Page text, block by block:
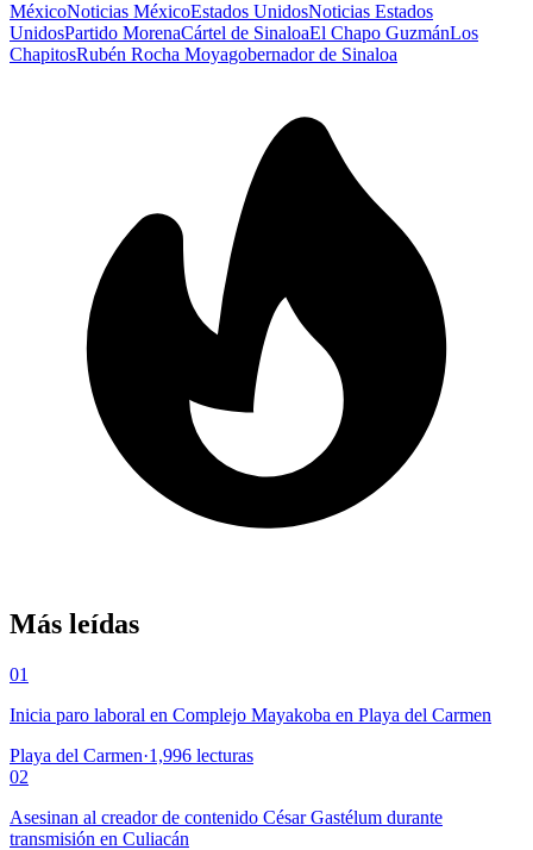
MéxicoNoticias MéxicoEstados UnidosNoticias Estados
UnidosPartido MorenaCártel de SinaloaEl Chapo GuzmánLos
ChapitosRubén Rocha Moyagobernador de Sinaloa
Más leídas
01
Inicia paro laboral en Complejo Mayakoba en Playa del Carmen
Playa del Carmen·1,996 lecturas
02
Asesinan al creador de contenido César Gastélum durante
transmisión en Culiacán